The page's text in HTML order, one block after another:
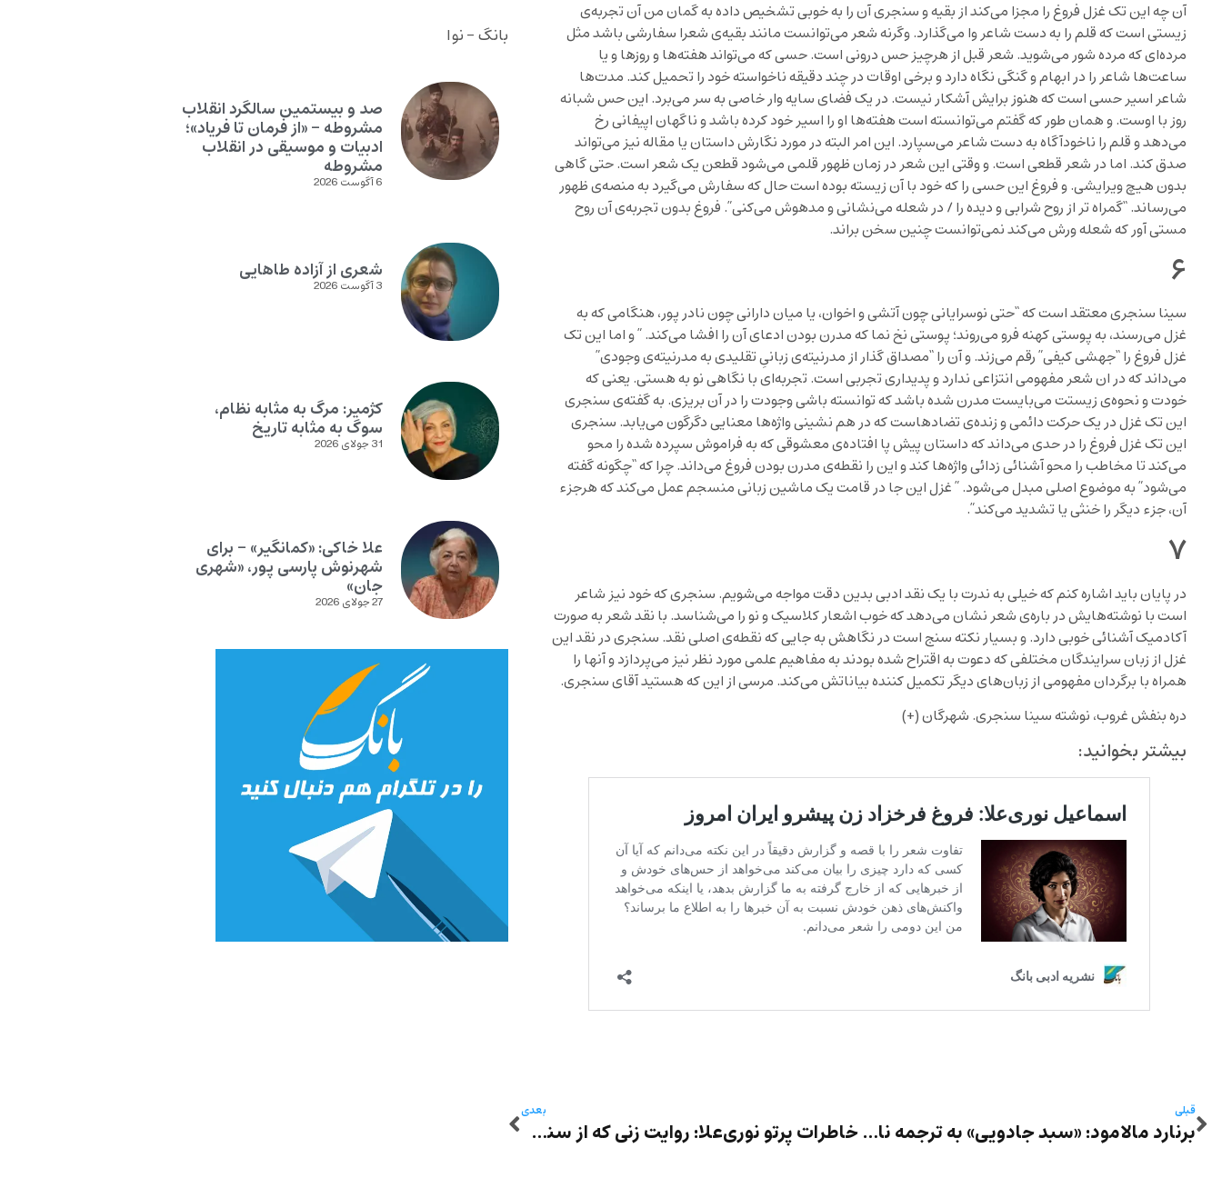
آن چه این تک غزل فروغ را مجزا می‌کند از بقیه و سنجری آن را به خوبی تشخیص داده به گمان من آن تجربه‌ی
زیستی است که قلم را به دست شاعر وا می‌گذارد. وگرنه شعر می‌توانست مانند بقیه‌ی شعرا سفارشی باشد مثل
مرده‌ای که مرده شور می‌شوید. شعر قبل از هرچیز حس درونی است. حسی که می‌تواند هفته‌ها و روزها و یا
ساعت‌ها شاعر را در ابهام و گنگی نگاه دارد و برخی اوقات در چند دقیقه ناخواسته خود را تحمیل کند. مدت‌ها
شاعر اسیر حسی است که هنوز برایش آشکار نیست. در یک فضای سایه وار خاصی به سر می‌برد. این حس شبانه
روز با اوست. و همان طور که گفتم می‌توانسته است هفته‌ها او را اسیر خود کرده باشد و ناگهان اپیفانی رخ
می‌دهد و قلم را ناخودآگاه به دست شاعر می‌سپارد. این امر البته در مورد نگارش داستان یا مقاله نیز می‌تواند
صدق کند. اما در شعر قطعی است. و وقتی این شعر در زمان ظهور قلمی می‌شود قطعن یک شعر است. حتی گاهی
بدون هیچ ویرایشی. و فروغ این حسی را که خود با آن زیسته بوده است حال که سفارش می‌گیرد به منصه‌ی ظهور
می‌رساند. “گمراه تر از روح شرابی و دیده را / در شعله می‌نشانی و مدهوش می‌کنی”. فروغ بدون تجربه‌ی آن روح
مستی آور که شعله ورش می‌کند نمی‌توانست چنین سخن براند.
۶
سینا سنجری معتقد است که “حتی نوسرایانی چون آتشی و اخوان، یا میان دارانی چون نادر پور، هنگامی که به
غزل می‌رسند، به پوستی کهنه فرو می‌روند؛ پوستی نخ نما که مدرن بودن ادعای آن را افشا می‌کند. ” و اما این تک
غزل فروغ را “جهشی کیفی” رقم می‌زند. و آن را “مصداق گذار از مدرنیته‌ی زبانیِ تقلیدی به مدرنیته‌ی وجودی”
می‌داند که در ان شعر مفهومی انتزاعی ندارد و پدیداری تجربی است. تجربه‌ای با نگاهی نو به هستی. یعنی که
خودت و نحوه‌ی زیستت می‌بایست مدرن شده باشد که توانسته باشی وجودت را در آن بریزی. به گفته‌ی سنجری
این تک غزل در یک حرکت دائمی و زنده‌ی تضادهاست که در هم نشینی واژه‌ها معنایی دگرگون می‌یابد. سنجری
این تک غزل فروغ را در حدی می‌داند که داستان پیش پا افتاده‌ی معشوقی که به فراموش سپرده شده را محو
می‌کند تا مخاطب را محو آشنائی زدائی واژه‌ها کند و این را نقطه‌ی مدرن بودن فروغ می‌داند. چرا که “چگونه گفته
می‌شود” به موضوع اصلی مبدل می‌شود. ” غزل این جا در قامت یک ماشین زبانی منسجم عمل می‌کند که هرجزء
آن، جزء دیگر را خنثی یا تشدید می‌کند”.
۷
در پایان باید اشاره کنم که خیلی به ندرت با یک نقد ادبی بدین دقت مواجه می‌شویم. سنجری که خود نیز شاعر
است با نوشته‌هایش در باره‌ی شعر نشان می‌دهد که خوب اشعار کلاسیک و نو را می‌شناسد. با نقد شعر به صورت
آکادمیک آشنائی خوبی دارد. و بسیار نکته سنج است در نگاهش به جایی که نقطه‌ی اصلی نقد. سنجری در نقد این
غزل از زبان سرایندگان مختلفی که دعوت به اقتراح شده بودند به مفاهیم علمی مورد نظر نیز می‌پردازد و آنها را
همراه با برگردان مفهومی از زبان‌های دیگر تکمیل کننده بیاناتش می‌کند. مرسی از این که هستید آقای سنجری.
دره بنفش غروب، نوشته سینا سنجری. شهرگان(+)
بیشتر بخوانید:
قبلی
برنارد مالامود: «سبد جادویی» به ترجمه نادر افراسیابی
بعدی
خاطرات پرتو نوری‌علا: روایت زنی که از سنت، انقلاب و تبعید گذشت
بانگ - نوا
صد و بیستمین سالگرد انقلاب
مشروطه – «از فرمان تا فریاد»؛
ادبیات و موسیقی در انقلاب
مشروطه
6 آگوست 2026
شعری از آزاده طاهایی
3 آگوست 2026
کژمیر: مرگ به مثابه نظام،
سوگ به مثابه تاریخ
31 جولای 2026
علا خاکی: «کمانگیر» – برای
شهرنوش پارسی پور، «شهری
جان»
27 جولای 2026